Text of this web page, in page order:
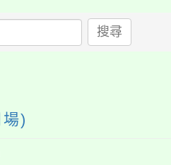
搜尋
)